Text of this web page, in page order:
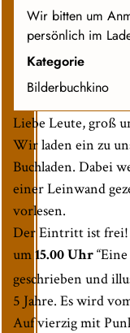
Wir bitten um
persönlich im
Kategorie
Bilderbuchkino
Liebe Leute, groß
Wir laden ein zu
Buchladen. Dabei
einer Leinwand
vorlesen.
Der Eintritt ist frei!
um 15.00 Uhr
geschrieben und
5 Jahre. Es wird
Auf vierzig mit